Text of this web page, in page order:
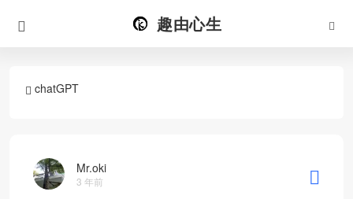
趣由心生
chatGPT
Mr.oki
3 年前